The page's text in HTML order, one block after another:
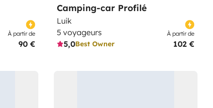
À partir de
90 €
Camping-car Profilé
Luik
5 voyageurs
5,0Best Owner
À partir de
102 €